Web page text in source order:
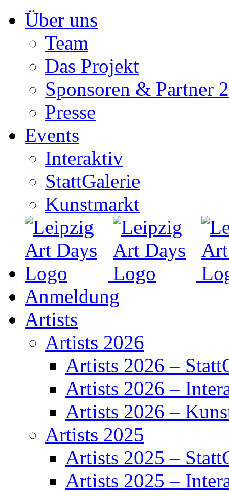
Inhalt
springenÜber uns
Team
Das Projekt
Sponsoren & Partner
Presse
Events
Interaktiv
StattGalerie
Kunstmarkt
Anmeldung
Artists
Artists 2026
Artists 2026 –
Artists 2026 –
Artists 2026 –
Artists 2025
Artists 2025 –
Artists 2025 –